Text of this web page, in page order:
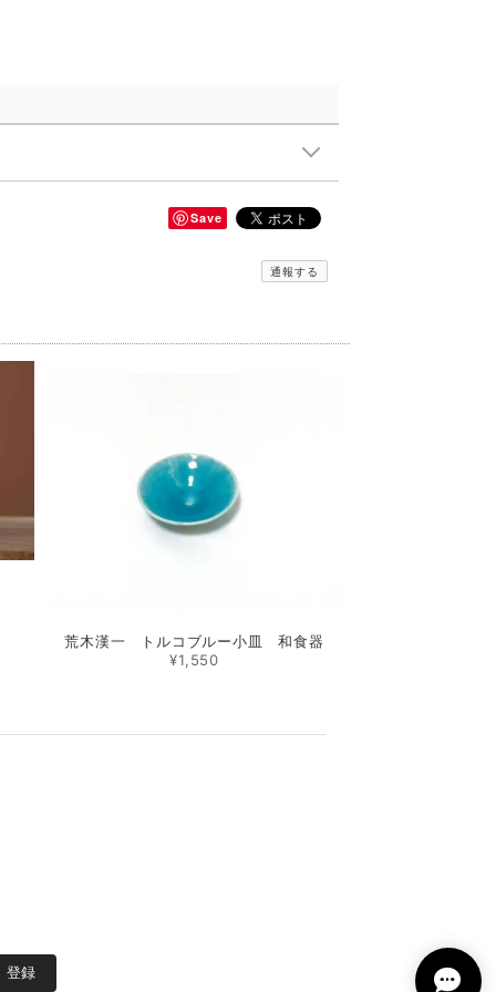
Save
通報する
荒木漢一 トルコブルー小皿 和食器
¥1,550
登録